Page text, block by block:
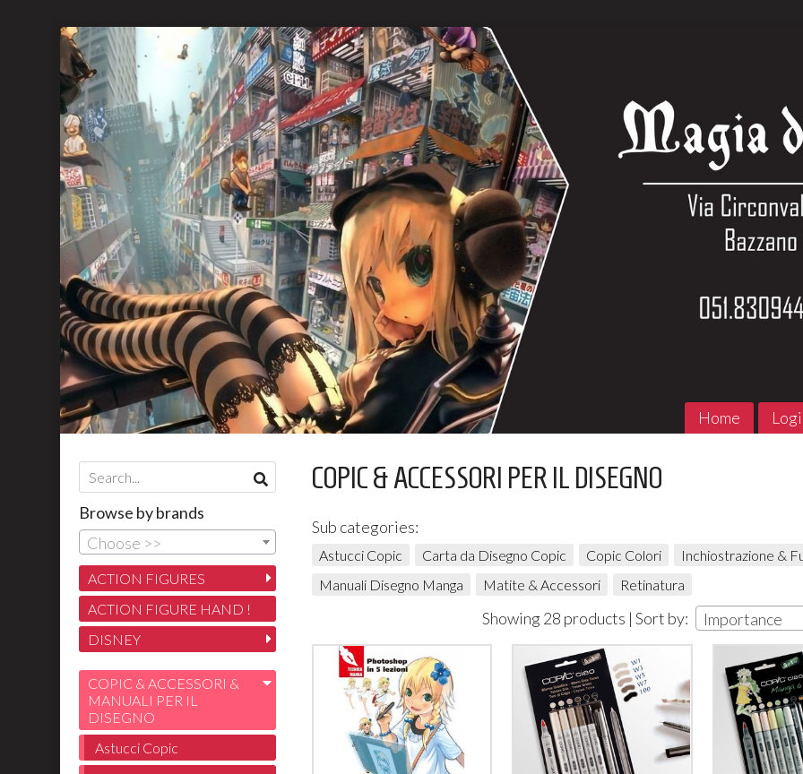
Home
COPIC & ACCESSORI PER IL DISEGNO
Sub categories:
Astucci Copic Carta da Disegno Copic Copic Colori
Inchiostrazione &
Manuali Disegno Manga
Matite & Accessori Retinatura
Showing 28 products | Sort by: Importance
Browse by brands
Choose >>
ACTION FIGURES
ACTION FIGURE HAND !
DISNEY
COPIC & ACCESSORI &
MANUALI PER IL
DISEGNO
Astucci Copic
MADE in ABYSS 1- 11 Jpop
€ 7,90
THE
Jpop
€ 5,90